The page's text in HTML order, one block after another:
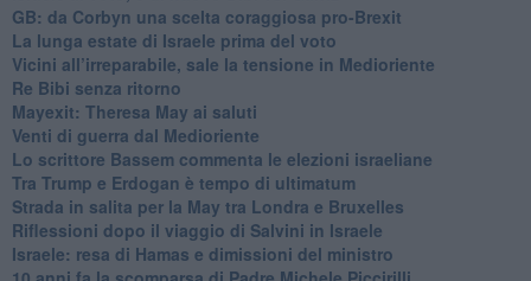
GB: da Corbyn una scelta coraggiosa pro-Brexit
La lunga estate di Israele prima del voto
Vicini all’irreparabile, sale la tensione in Medioriente
Re Bibi senza ritorno
Mayexit: Theresa May ai saluti
Venti di guerra dal Medioriente
Lo scrittore Bassem commenta le elezioni israeliane
Tra Trump e Erdogan è tempo di ultimatum
Strada in salita per la May tra Londra e Bruxelles
Riflessioni dopo il viaggio di Salvini in Israele
Israele: resa di Hamas e dimissioni del ministro